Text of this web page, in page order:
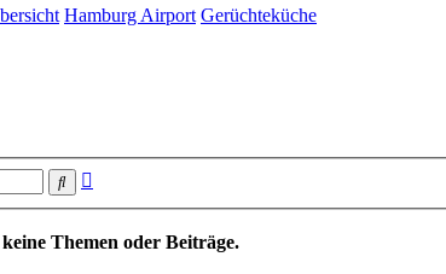
Hamburg Airport Gerüchteküche
Suche
Themen oder Beiträge.